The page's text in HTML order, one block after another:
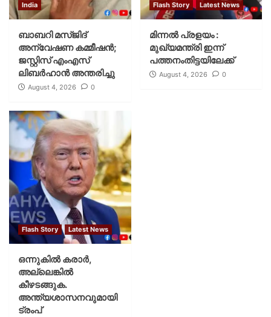
India
ബാബറി മസ്ജിദ്
അന്വേഷണ കമ്മീഷന്‍;
ജസ്റ്റിസ് എംഎസ്
ലിബര്‍ഹാന്‍ അന്തരിച്ചു
August 4, 2026 0
Flash Story Latest News
മിന്നല്‍ പ്രളയം :
മുഖ്യമന്ത്രി ഇന്ന്
പത്തനംതിട്ടയിലേക്ക്
August 4, 2026 0
Flash Story Latest News
ഒന്നുകില്‍ കരാര്‍,
അല്ലെങ്കില്‍
കീഴടങ്ങുക.
അന്ത്യശാസനവുമായി
ട്രംപ്